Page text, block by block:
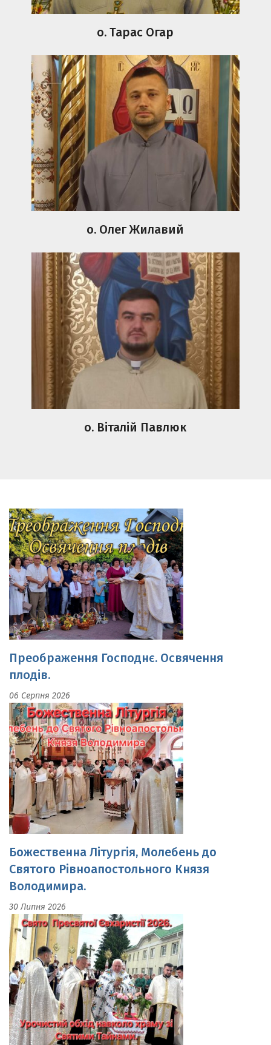
о. Олег Жилавий
Преображення Господнє. Освячення
06 Серпня 2026
Божественна Літургія, Молебень до
Володимира.
Свято Пресвятої Євхаристії.Урочистий